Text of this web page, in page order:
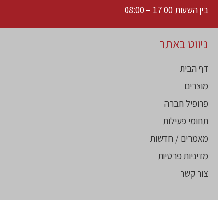
בין השעות 17:00 – 08:00
ניווט באתר
דף הבית
מוצרים
פרופיל חברה
תחומי פעילות
מאמרים / חדשות
מדיניות פרטיות
צור קשר